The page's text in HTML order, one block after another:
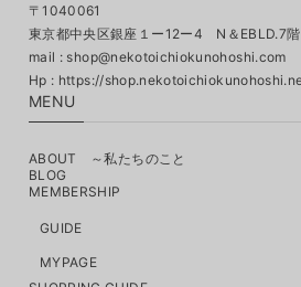
〒1040061
東京都中央区銀座１ー12ー4 N＆EBLD.7階
mail : shop@nekotoichiokunohoshi.com
MENU
ABOUT ～私たちのこと
BLOG
MEMBERSHIP
GUIDE
MYPAGE